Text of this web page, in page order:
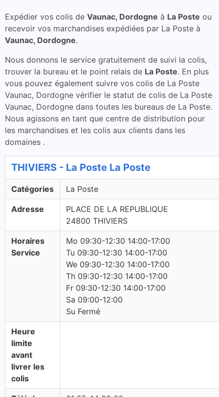
Expédier vos colis de Vaunac, Dordogne à La Poste ou
recevoir vos marchandises expédiées par La Poste à
Vaunac, Dordogne.
Nous donnons le service gratuitement de suivi la colis,
trouver la bureau et le point relais de La Poste. En plus
vous pouvez également suivre vos colis de La Poste
Vaunac, Dordogne vérifier le statut de colis de La Poste
Vaunac, Dordogne dans toutes les bureaus de La Poste.
Nous agissons en tant que centre de distribution pour
les marchandises et les colis aux clients dans les
domaines .
THIVIERS - La Poste La Poste
Catégories La Poste
Adresse
PLACE DE LA REPUBLIQUE
24800 THIVIERS
Horaires
Service
Mo 09:30-12:30 14:00-17:00
Tu 09:30-12:30 14:00-17:00
We 09:30-12:30 14:00-17:00
Th 09:30-12:30 14:00-17:00
Fr 09:30-12:30 14:00-17:00
Sa 09:00-12:00
Su Fermé
Heure
limite
avant
livrer les
colis